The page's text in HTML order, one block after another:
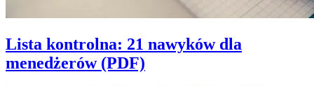
Lista kontrolna: 21 nawyków dla
menedżerów (PDF)